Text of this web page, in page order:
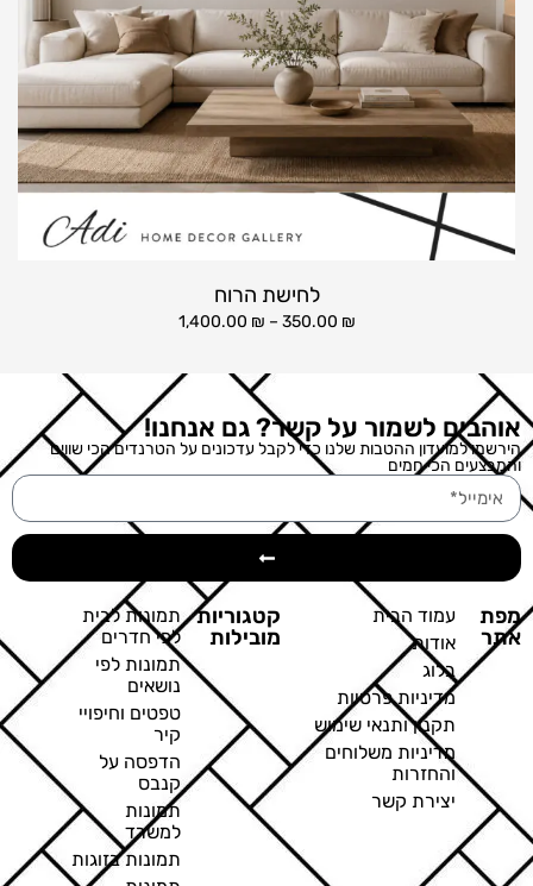
לחישת הרוח
350.00 ₪
–
1,400.00 ₪
אוהבים לשמור על קשר? גם אנחנו!
הירשמו למועדון ההטבות שלנו כדי לקבל עדכונים על הטרנדים הכי שווים
והמבצעים הכי חמים
מפת
אתר
עמוד הבית
אודות
בלוג
מדיניות פרטיות
תקנון ותנאי שימוש
מדיניות משלוחים
והחזרות
יצירת קשר
קטגוריות
מובילות
תמונות לבית
לפי חדרים
תמונות לפי
נושאים
טפטים וחיפויי
קיר
הדפסה על
קנבס
תמונות
למשרד
תמונות בזוגות